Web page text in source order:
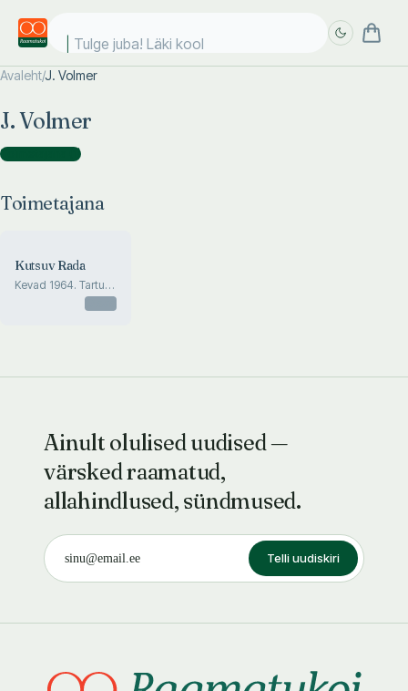
Tulge juba! Läki kooli
Avaleht/J. Volmer
J. Volmer
Toimetajana )
Toimetajana
Kutsuv Rada
Kevad 1964. Tartu
M. Härma nim. II
Ainult olulised uudised —
värsked raamatud,
allahindlused, sündmused.
Telli uudiskiri